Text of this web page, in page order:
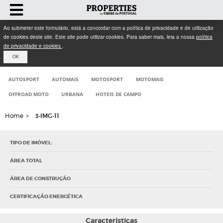
Ao submeter este formulário, está a concordar com a política de privacidade e de utilização
de cookies deste site. Este site pode utilizar cookies. Para saber mais, leia a nossa política
de privacidade e cookies .
OK
AUTOSPORT AUTOMAIS MOTOSPORT MOTOMAIS
OFFROAD MOTO URBANA HOTEIS DE CAMPO
Home > 3-IMG-11
TIPO DE IMÓVEL:
ÁREA TOTAL
ÁREA DE CONSTRUÇÃO
CERTIFICAÇÃO ENERGÉTICA
Características